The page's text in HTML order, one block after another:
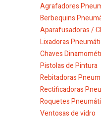
Agrafadores
Berbequins
Aparafusadoras /
Lixadoras
Chaves
Pistolas de Pintura
Rebitadoras
Rectificadoras
Roquetes
Ventosas de vidro